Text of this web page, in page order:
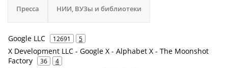
Пресса НИИ, ВУЗы и библиотеки
Google LLC 12691 5
X Development LLC - Google X - Alphabet X - The Moonshot
Factory
36 4